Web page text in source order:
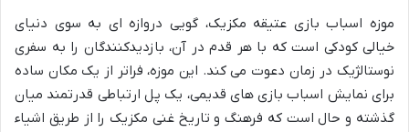
موزه اسباب بازی عتیقه مکزیک، گویی دروازه ای به سوی دنیای
خیالی کودکی است که با هر قدم در آن، بازدیدکنندگان را به سفری
نوستالژیک در زمان دعوت می کند. این موزه، فراتر از یک مکان ساده
برای نمایش اسباب بازی های قدیمی، یک پل ارتباطی قدرتمند میان
گذشته و حال است که فرهنگ و تاریخ غنی مکزیک را از طریق اشیاء